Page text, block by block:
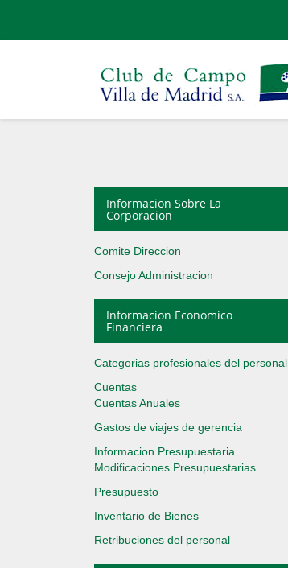
Informacion Sobre La
Corporacion
Comite Direccion
Consejo Administracion
Informacion Economico
Financiera
Categorias profesionales del personal
Cuentas
Cuentas Anuales
Gastos de viajes de gerencia
Informacion Presupuestaria
Modificaciones Presupuestarias
Presupuesto
Inventario de Bienes
Retribuciones del personal